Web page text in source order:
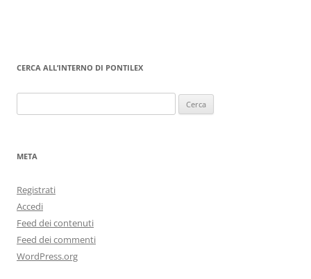
CERCA ALL’INTERNO DI PONTILEX
per:
META
Registrati
Accedi
Feed dei contenuti
Feed dei commenti
WordPress.org